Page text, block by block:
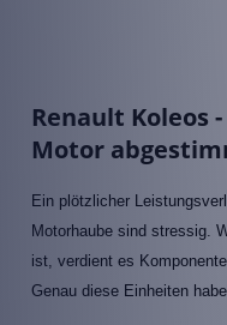
Renault Koleos
Motor
Ein plötzlicher
Motorhaube sind stressig.
ist, verdient es
Genau diese Einheiten